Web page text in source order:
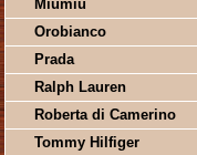
Miumiu
Orobianco
Prada
Ralph Lauren
Roberta di Camerino
Tommy Hilfiger